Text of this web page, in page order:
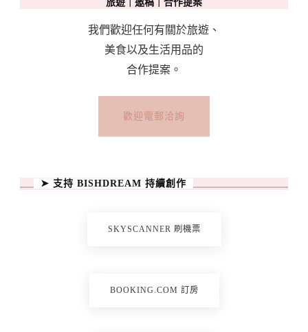
旅遊｜邀稿｜合作提案
我們歡迎任何有關於旅遊、
美食以及生活用品的
合作提案。
歡迎電郵洽詢
➤ 支持 BISHDREAM 持續創作
SKYSCANNER 刷機票
BOOKING.COM 訂房